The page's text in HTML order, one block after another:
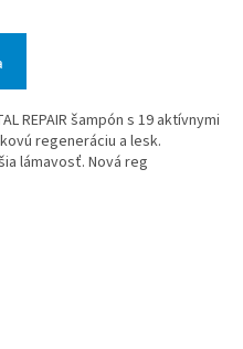
REPAIR šampón s 19 aktívnymi
regeneráciu a lesk.
lámavosť. Nová reg